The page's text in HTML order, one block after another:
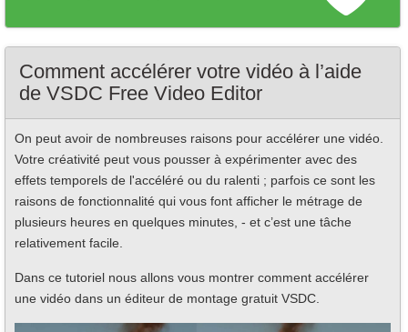
Comment accélérer votre vidéo à l’aide
de VSDC Free Video Editor
On peut avoir de nombreuses raisons pour accélérer une vidéo.
Votre créativité peut vous pousser à expérimenter avec des
effets temporels de l'accéléré ou du ralenti ; parfois ce sont les
raisons de fonctionnalité qui vous font afficher le métrage de
plusieurs heures en quelques minutes, - et c’est une tâche
relativement facile.
Dans ce tutoriel nous allons vous montrer comment accélérer
une vidéo dans un éditeur de montage gratuit VSDC.